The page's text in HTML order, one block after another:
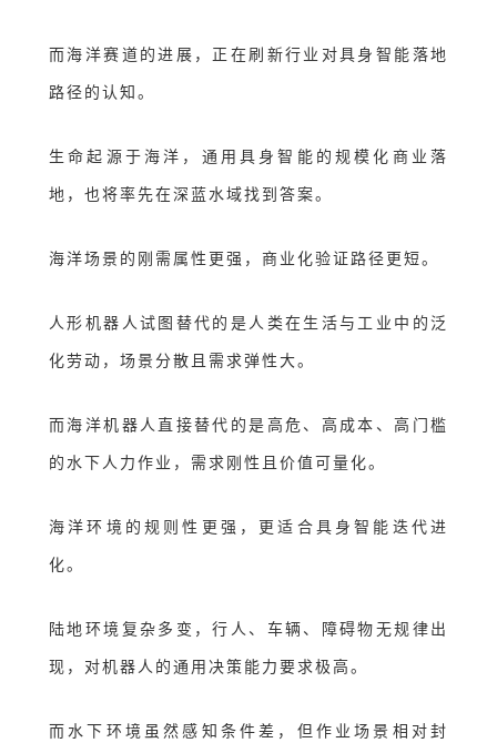
而海洋赛道的进展，正在刷新行业对具身智能落地
路径的认知。
生命起源于海洋，通用具身智能的规模化商业落
地，也将率先在深蓝水域找到答案。
海洋场景的刚需属性更强，商业化验证路径更短。
人形机器人试图替代的是人类在生活与工业中的泛
化劳动，场景分散且需求弹性大。
而海洋机器人直接替代的是高危、高成本、高门槛
的水下人力作业，需求刚性且价值可量化。
海洋环境的规则性更强，更适合具身智能迭代进
化。
陆地环境复杂多变，行人、车辆、障碍物无规律出
现，对机器人的通用决策能力要求极高。
而水下环境虽然感知条件差，但作业场景相对封